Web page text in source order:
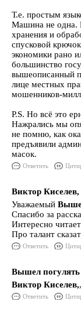
Т.е. простым
Машина не одна.
хранения и
спусковой
экономики рано
большинство
вышеописанный
лице местных
мошенников-
P.S. Но всё это
Нажрались мы
не помню, как
предъявили
масок.
Ответить
Виктор Киселев,
Уважаемый
Спасибо за
Интересно
Про талант
Ответить
Вышел погулять
Виктор Киселев,
Ответить